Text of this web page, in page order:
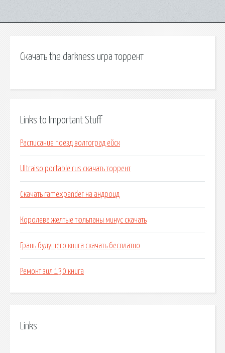
Скачать the darkness игра торрент
Links to Important Stuff
Расписание поезд волгоград ейск
Ultraiso portable rus скачать торрент
Скачать ramexpander на андроид
Королева желтые тюльпаны минус скачать
Грань будущего книга скачать бесплатно
Ремонт зил 130 книга
Links